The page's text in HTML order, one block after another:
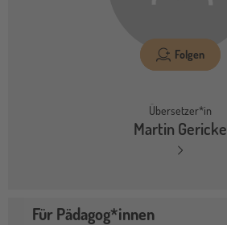
Folgen
Übersetzer*in
Martin Gericke
Für Pädagog*innen